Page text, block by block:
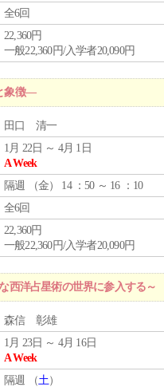
全6回
22,360円
一般22,360円/入学者20,090円
象徴―
田口 清一
1月 22日 ～ 4月 1日
A Week
隔週 （金） 14 ：50 ～ 16 ：10
全6回
22,360円
一般22,360円/入学者20,090円
西洋占星術の世界に参入する～
森信 彰雄
1月 23日 ～ 4月 16日
A Week
隔週 （土）